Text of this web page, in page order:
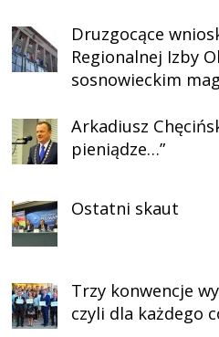
Druzgocące
Regionalnej Izby
sosnowieckim
Arkadiusz
pieniądze…”
Ostatni skaut
Trzy konwencje
czyli dla każdego